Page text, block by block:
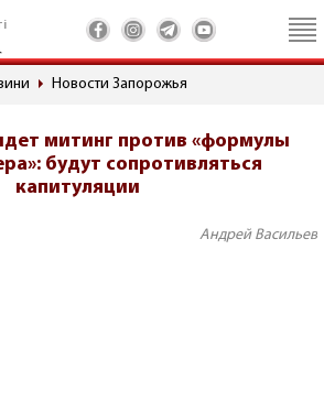
Новости Запорожья
митинг против «формулы
будут сопротивляться
капитуляции
Андрей Васильев